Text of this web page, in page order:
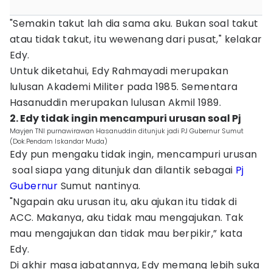
"Semakin takut lah dia sama aku. Bukan soal takut
atau tidak takut, itu wewenang dari pusat," kelakar
Edy.
Untuk diketahui, Edy Rahmayadi merupakan
lulusan Akademi Militer pada 1985. Sementara
Hasanuddin merupakan lulusan Akmil 1989.
2. Edy tidak ingin mencampuri urusan soal Pj
Mayjen TNI purnawirawan Hasanuddin ditunjuk jadi PJ Gubernur Sumut
(Dok.Pendam Iskandar Muda)
Edy pun mengaku tidak ingin, mencampuri urusan
soal siapa yang ditunjuk dan dilantik sebagai Pj
Gubernur Sumut nantinya.
"Ngapain aku urusan itu, aku ajukan itu tidak di
ACC. Makanya, aku tidak mau mengajukan. Tak
mau mengajukan dan tidak mau berpikir,” kata
Edy.
Di akhir masa jabatannya, Edy memang lebih suka